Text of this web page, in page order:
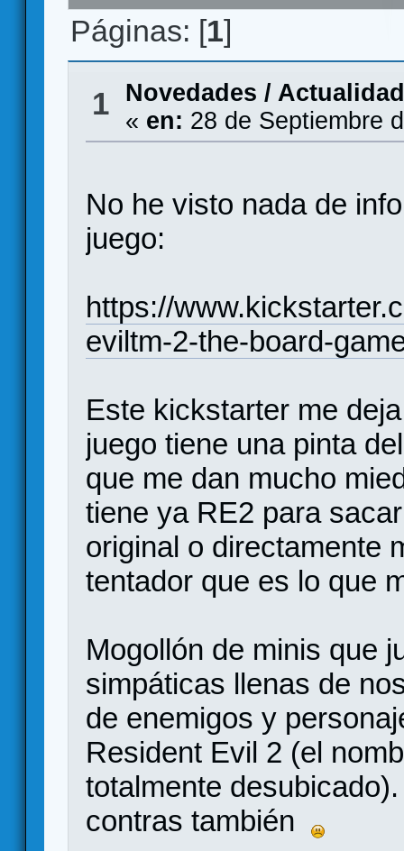
Páginas: [1]
1
Novedades / Actualidad
« en: 28 de Septiembre
No he visto nada de
juego:
https://
eviltm-2-the-board-
Este kickstarter me
juego tiene una pinta
que me dan mucho
tiene ya RE2 para
original o directamente
tentador que es lo que
Mogollón de minis que
simpáticas llenas de
de enemigos y
Resident Evil 2 (el
totalmente
contras también